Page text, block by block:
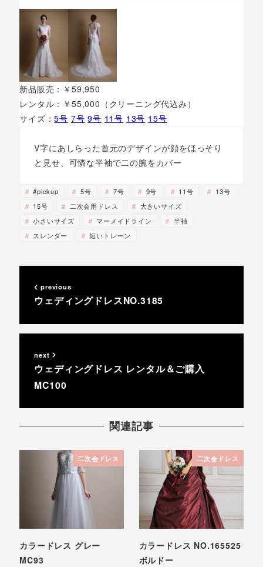
新品販売：￥59,950
レンタル：￥55,000（クリーニング代込み）
サイズ：5号 7号 9号 11号 13号 15号
V字にあしらった首元のデザインが顔をほっそり
と見せ、可憐な半袖で二の腕をカバー
#pickup 5号 7号 9号 11号
13号
15号
二次会用ドレス
大きいサイズ
小さいサイズ
マーメイドライン
半袖
スレンダー
短いトレーン
previous
ウェディングドレスNO.3185
next
ウェディングドレス レンタル＆ご購入
MC100
関連記事
二次会ドレス
カラードレス グレー
MC93
二次会ドレス
カラードレス NO.165525
ボルドー